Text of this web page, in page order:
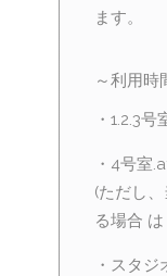
ます。
～利用時
・1.2.3
・4号室
(ただし
る場合
・スタジ